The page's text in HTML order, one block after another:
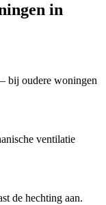
in
bij oudere woningen
ventilatie
de hechting aan.